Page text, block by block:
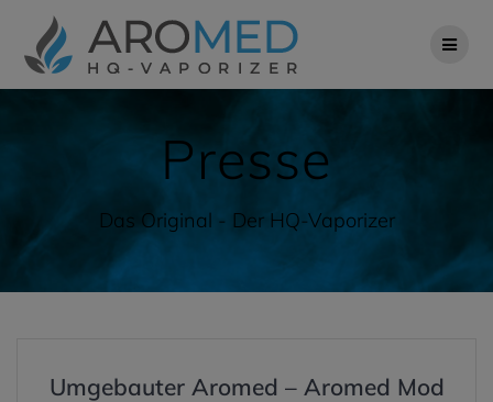
Inhalt
springen
Presse
Das Original - Der HQ-Vaporizer
Umgebauter Aromed – Aromed Mod